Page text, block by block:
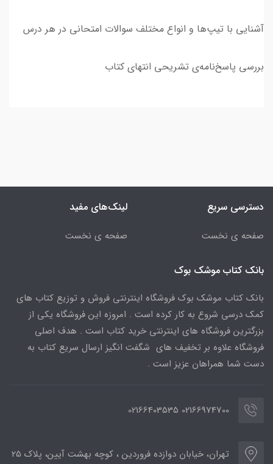
آشنایی با تیپ‌ها و انواع مختلف سوالات امتحانی در هر درس
بررسی پاسخ‌نامه‌ی تشریحی انتهای کتاب
دسترسی سریع
صفحه ی نخست
لینک‌های مفید
صفحه ی نخست
بانک کتاب موشک بوک
بانک کتاب موشک بوک فروشگاه اینترنتی فروش و توزیع کتاب های
کمک درسی شروع به کار کرده است . امروزه این فروشگاه یکی از
بزرگترین فروشگاه های اینترنتی خرید کتاب است . هدف اصلی
فروشگاه علاوه بر تخفیف های شگفت انگیز ارسال سریع کتاب به
دست شما همراهان عزیز است .
02166974700 02166403535
تهران، خیابان دوازده فروردین ، کوچه بهشت آیین، پلاک 25